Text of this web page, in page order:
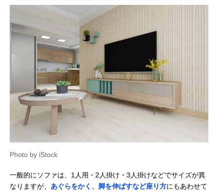
Photo by iStock
一般的にソファは、1人用・2人掛け・3人掛けなどでサイズが異
なりますが、 あぐらをかく、脚を伸ばすなど座り方にもあわせて